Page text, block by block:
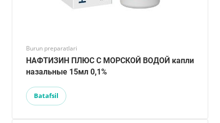
Burun preparatlari
НАФТИЗИН ПЛЮС С МОРСКОЙ ВОДОЙ капли
назальные 15мл 0,1%
Batafsil